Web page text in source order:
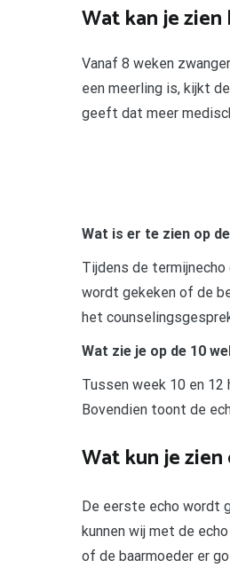
Wat kan je
Vanaf 8 weken
een meerling is, kijkt
geeft dat meer
Wat is er te zien op
Tijdens de termijnecho
wordt gekeken of de
het
Wat zie je op de 10
Tussen week 10 en
Bovendien toont de
Wat kun je
De eerste echo wordt
kunnen wij met de
of de baarmoeder er